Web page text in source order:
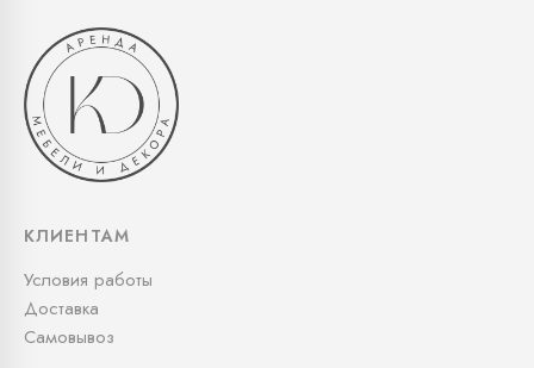
КЛИЕНТАМ
Условия работы
Доставка
Самовывоз